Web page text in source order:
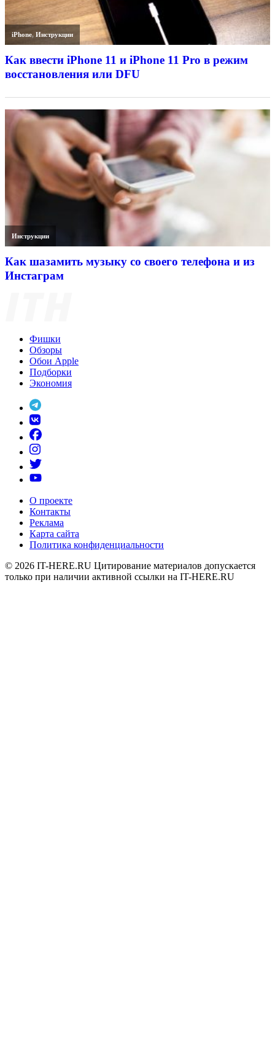
iPhone,Инструкции
Как ввести iPhone 11 и iPhone 11 Pro в режим
восстановления или DFU
Инструкции
Как шазамить музыку со своего телефона и из
Инстаграм
Фишки
Обзоры
Обои Apple
Подборки
Экономия
О проекте
Контакты
Реклама
Карта сайта
Политика конфиденциальности
© 2026 IT-HERE.RU Цитирование материалов допускается
только при наличии активной ссылки на IT-HERE.RU